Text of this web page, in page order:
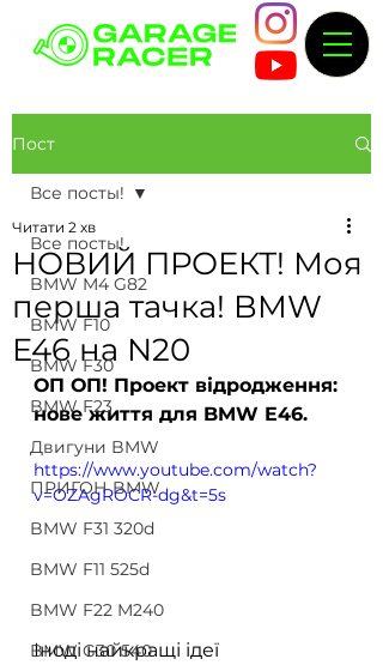
Пост
Все посты!
BMW M4 G82
BMW F10
BMW F30
BMW F23
Двигуни BMW
ПРИГОН BMW
BMW F31 320d
BMW F11 525d
BMW F22 M240
BMW G30 540
Все посты!
НОВИЙ ПРОЕКТ! Моя
перша тачка! BMW
E46 на N20
Читати 2 хв
ОП ОП! Проект відродження:
нове життя для BMW E46.
https://www.youtube.com/watch?
v=OZAgROCR-dg&t=5s
Іноді найкращі ідеї